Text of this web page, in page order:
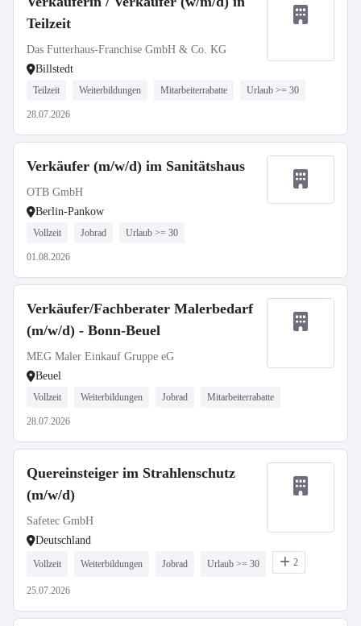
Teilzeit
Das Futterhaus-Franchise GmbH & Co. KG
Billstedt
Teilzeit Weiterbildungen Mitarbeiterrabatte Urlaub >= 30
28.07.2026
Verkäufer (m/w/d) im Sanitätshaus
OTB GmbH
Berlin-Pankow
Vollzeit Jobrad Urlaub >= 30
01.08.2026
Verkäufer/Fachberater Malerbedarf
(m/w/d) - Bonn-Beuel
MEG Maler Einkauf Gruppe eG
Beuel
Vollzeit Weiterbildungen Jobrad Mitarbeiterrabatte
28.07.2026
Quereinsteiger im Strahlenschutz
(m/w/d)
Safetec GmbH
Deutschland
Vollzeit Weiterbildungen Jobrad Urlaub >= 30 2
25.07.2026